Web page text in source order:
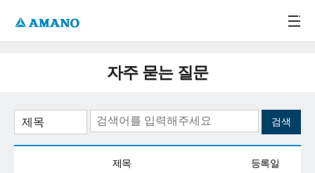
자주 묻는 질문
제목 등록일